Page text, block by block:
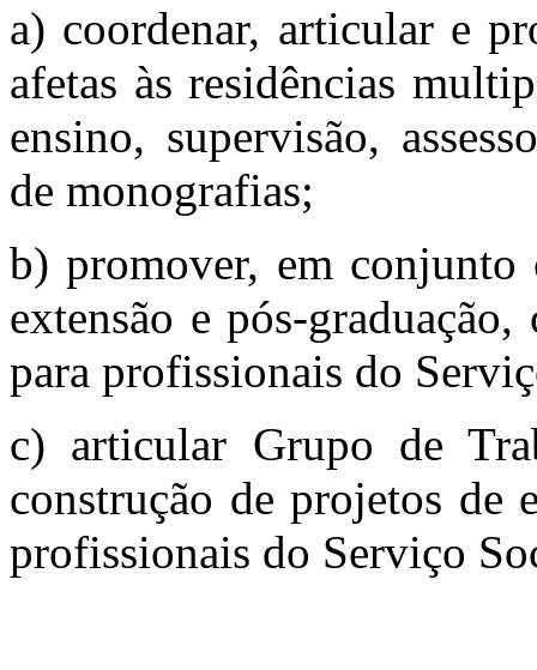
a) coordenar, articular e
afetas às residências
ensino, supervisão,
de monografias;
b) promover, em conjunto
extensão e pós-graduação,
para profissionais do
c) articular Grupo de
construção de projetos de
profissionais do Serviço